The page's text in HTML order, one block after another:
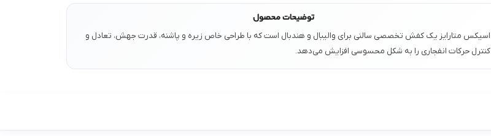
توضیحات محصول
اسیکس متارایز یک کفش تخصصی سالنی برای والیبال و هندبال است که با طراحی خاص زیره و پاشنه، قدرت جهش، تعادل و
کنترل حرکات انفجاری را به شکل محسوسی افزایش می‌دهد.